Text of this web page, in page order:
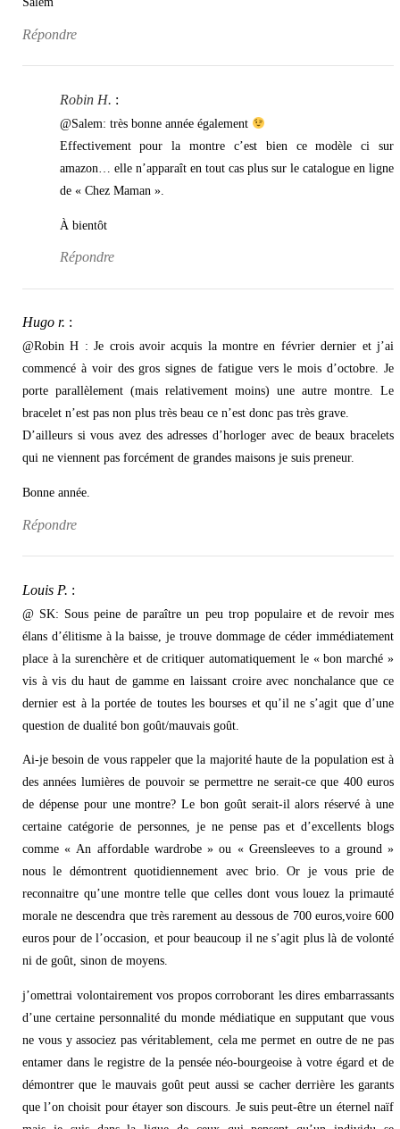
Répondre
Robin H. :
@Salem: très bonne année également
Effectivement pour la montre c’est bien ce modèle ci sur
amazon… elle n’apparaît en tout cas plus sur le catalogue en ligne
de « Chez Maman ».
À bientôt
Répondre
Hugo r. :
@Robin H : Je crois avoir acquis la montre en février dernier et j’ai
commencé à voir des gros signes de fatigue vers le mois d’octobre. Je
porte parallèlement (mais relativement moins) une autre montre. Le
bracelet n’est pas non plus très beau ce n’est donc pas très grave.
D’ailleurs si vous avez des adresses d’horloger avec de beaux bracelets
qui ne viennent pas forcément de grandes maisons je suis preneur.
Bonne année.
Répondre
Louis P. :
@ SK: Sous peine de paraître un peu trop populaire et de revoir mes
élans d’élitisme à la baisse, je trouve dommage de céder immédiatement
place à la surenchère et de critiquer automatiquement le « bon marché »
vis à vis du haut de gamme en laissant croire avec nonchalance que ce
dernier est à la portée de toutes les bourses et qu’il ne s’agit que d’une
question de dualité bon goût/mauvais goût.
Ai-je besoin de vous rappeler que la majorité haute de la population est à
des années lumières de pouvoir se permettre ne serait-ce que 400 euros
de dépense pour une montre? Le bon goût serait-il alors réservé à une
certaine catégorie de personnes, je ne pense pas et d’excellents blogs
comme « An affordable wardrobe » ou « Greensleeves to a ground »
nous le démontrent quotidiennement avec brio. Or je vous prie de
reconnaitre qu’une montre telle que celles dont vous louez la primauté
morale ne descendra que très rarement au dessous de 700 euros,voire 600
euros pour de l’occasion, et pour beaucoup il ne s’agit plus là de volonté
ni de goût, sinon de moyens.
j’omettrai volontairement vos propos corroborant les dires embarrassants
d’une certaine personnalité du monde médiatique en supputant que vous
ne vous y associez pas véritablement, cela me permet en outre de ne pas
entamer dans le registre de la pensée néo-bourgeoise à votre égard et de
démontrer que le mauvais goût peut aussi se cacher derrière les garants
que l’on choisit pour étayer son discours. Je suis peut-être un éternel naïf